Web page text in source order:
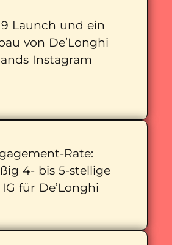
Launch und ein
von De’Longhi
Instagram
Rate:
4- bis 5-stellige
für De’Longhi